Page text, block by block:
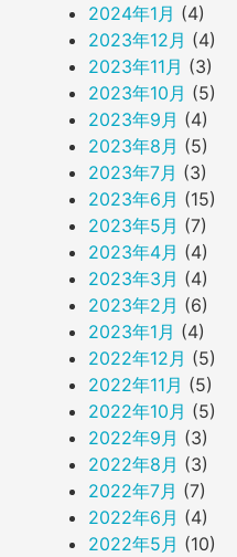
2024年1月 (4)
2023年12月 (4)
2023年11月 (3)
2023年10月 (5)
2023年9月 (4)
2023年8月 (5)
2023年7月 (3)
2023年6月 (15)
2023年5月 (7)
2023年4月 (4)
2023年3月 (4)
2023年2月 (6)
2023年1月 (4)
2022年12月 (5)
2022年11月 (5)
2022年10月 (5)
2022年9月 (3)
2022年8月 (3)
2022年7月 (7)
2022年6月 (4)
2022年5月 (10)